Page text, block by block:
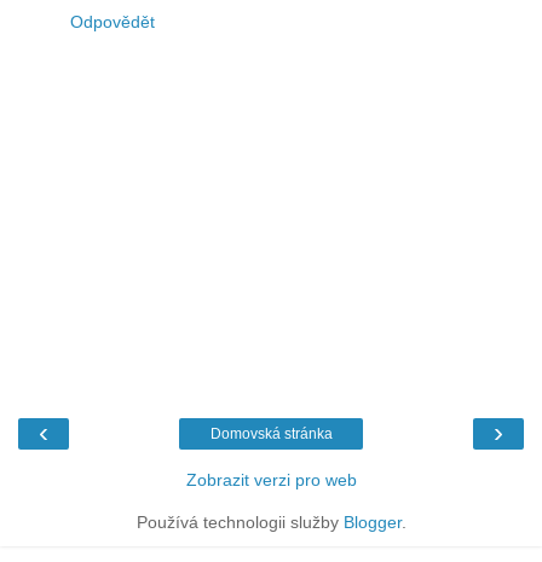
Odpovědět
‹ ›
Domovská stránka
Zobrazit verzi pro web
Používá technologii služby Blogger.